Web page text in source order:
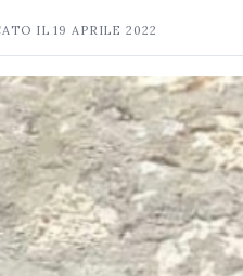
IL19 APRILE 2022